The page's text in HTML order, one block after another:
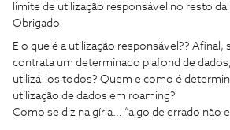
limite de utilização responsável no resto da
Obrigado
E o que é a utilização responsável?? Afinal,
contrata um determinado plafond de
utilizá-los todos? Quem e como é
utilização de dados em roaming?
Como se diz na gíria… “algo de errado não